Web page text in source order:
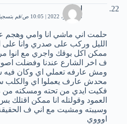
ا
8 سبتمبر، 2022 | 10:05 ص قم
حلمت اني ماشي انا وامي وهجم
الليل وركب على صدري وانا على
ممكن اكل بوقك واجري مع انوا
ف اخر الشارع عندنا وفضلت
ومش عارفه تعملي اي وكان
محدش عارف يعملوا اي والكلب
فكيت ايدي من تحته ومسكته
العمود وقولتله انا ممكن
وسيبته ومشيت مع اني ف
اوووي